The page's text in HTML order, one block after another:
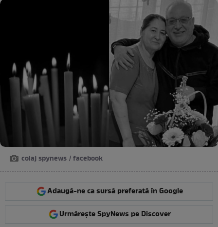
colaj spynews / facebook
Adaugă-ne ca sursă preferată în Google
Urmărește SpyNews pe Discover